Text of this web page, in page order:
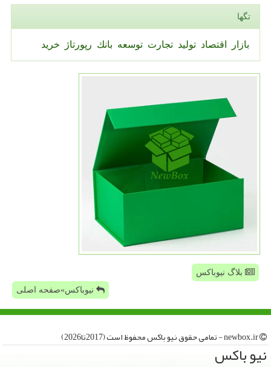
تگها
بازار اقتصاد تولید تجارت توسعه بانك رپورتاژ خرید
بلاگ نیوباکس
نیوباکس»صفحه اصلی
نیو باكس